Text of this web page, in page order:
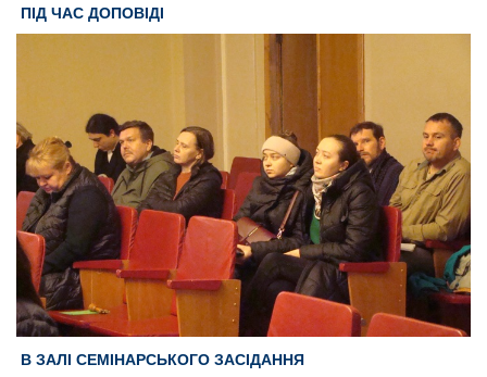
ПІД ЧАС ДОПОВІДІ
В ЗАЛІ СЕМІНАРСЬКОГО ЗАСІДАННЯ